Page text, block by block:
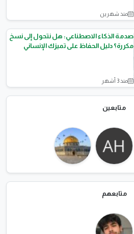
متابعين
متابعهم
منذ شهرين
صدمة الذكاء الاصطناعي: هل نتحول إلى نسخ
مكررة؟ دليل الحفاظ على تميزك الإنساني
منذ 3 أشهر